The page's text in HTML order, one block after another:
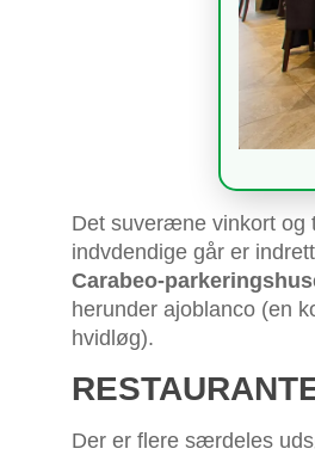
Det suveræne vinkort og
indvdendige går er
Carabeo-
herunder ajoblanco (en
hvidløg).
Der er flere særdeles